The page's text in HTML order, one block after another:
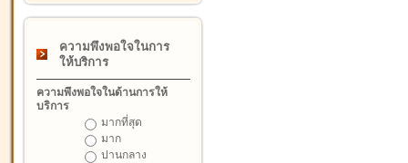
ความพึงพอใจในการ
ให้บริการ
ความพึงพอใจในด้านการให้
บริการ
มากที่สุด
มาก
ปานกลาง